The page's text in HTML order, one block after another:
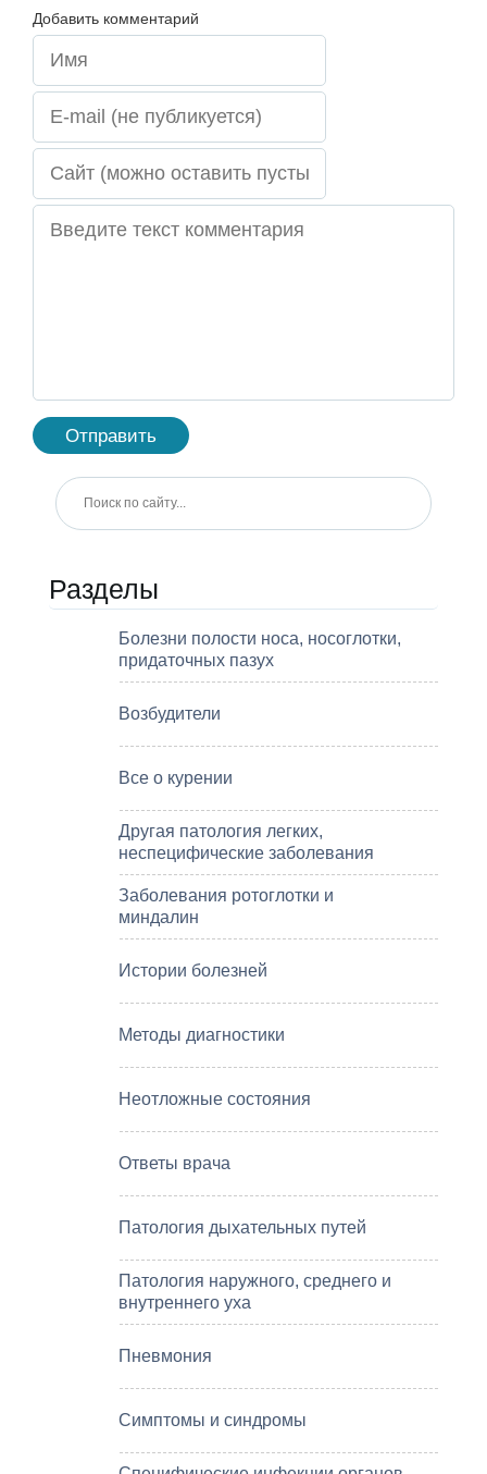
Добавить комментарий
Разделы
Болезни полости носа, носоглотки,
придаточных пазух
Возбудители
Все о курении
Другая патология легких,
неспецифические заболевания
Заболевания ротоглотки и
миндалин
Истории болезней
Методы диагностики
Неотложные состояния
Ответы врача
Патология дыхательных путей
Патология наружного, среднего и
внутреннего уха
Пневмония
Симптомы и синдромы